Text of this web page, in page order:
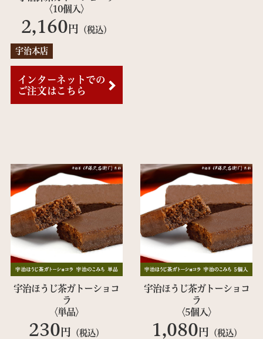
〈10個入〉
2,160 円 （税込）
宇治本店
インターネットでの
ご注文はこちら
宇治ほうじ茶ガトーショコ
ラ
〈単品〉
230 円 （税込）
宇治ほうじ茶ガトーショコ
ラ
〈5個入〉
1,080 円 （税込）